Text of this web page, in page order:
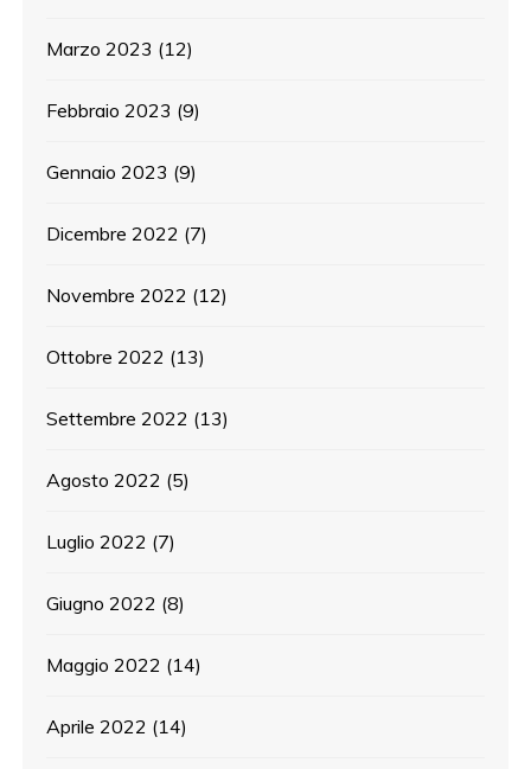
Marzo 2023 (12)
Febbraio 2023 (9)
Gennaio 2023 (9)
Dicembre 2022 (7)
Novembre 2022 (12)
Ottobre 2022 (13)
Settembre 2022 (13)
Agosto 2022 (5)
Luglio 2022 (7)
Giugno 2022 (8)
Maggio 2022 (14)
Aprile 2022 (14)